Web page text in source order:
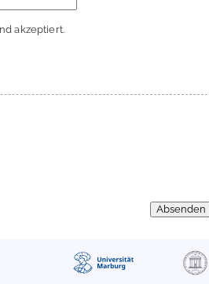
akzeptiert.